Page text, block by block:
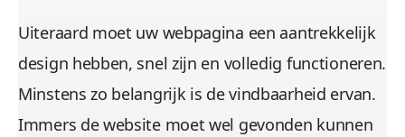
Uiteraard moet uw webpagina een aantrekkelijk
design hebben, snel zijn en volledig functioneren.
Minstens zo belangrijk is de vindbaarheid ervan.
Immers de website moet wel gevonden kunnen